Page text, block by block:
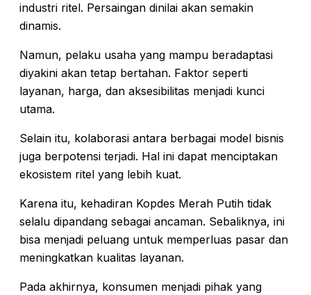
industri ritel. Persaingan dinilai akan semakin
dinamis.
Namun, pelaku usaha yang mampu beradaptasi
diyakini akan tetap bertahan. Faktor seperti
layanan, harga, dan aksesibilitas menjadi kunci
utama.
Selain itu, kolaborasi antara berbagai model bisnis
juga berpotensi terjadi. Hal ini dapat menciptakan
ekosistem ritel yang lebih kuat.
Karena itu, kehadiran Kopdes Merah Putih tidak
selalu dipandang sebagai ancaman. Sebaliknya, ini
bisa menjadi peluang untuk memperluas pasar dan
meningkatkan kualitas layanan.
Pada akhirnya, konsumen menjadi pihak yang